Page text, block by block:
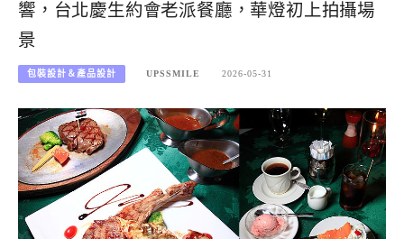
響，台北慶生約會老派餐廳，華燈初上拍攝場
景
包裝設計＆產品設計 UPSSMILE 2026-05-31